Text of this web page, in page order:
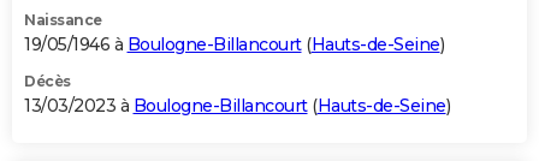
Naissance
19/05/1946 à Boulogne-Billancourt(Hauts-de-Seine)
Décès
13/03/2023 à Boulogne-Billancourt(Hauts-de-Seine)